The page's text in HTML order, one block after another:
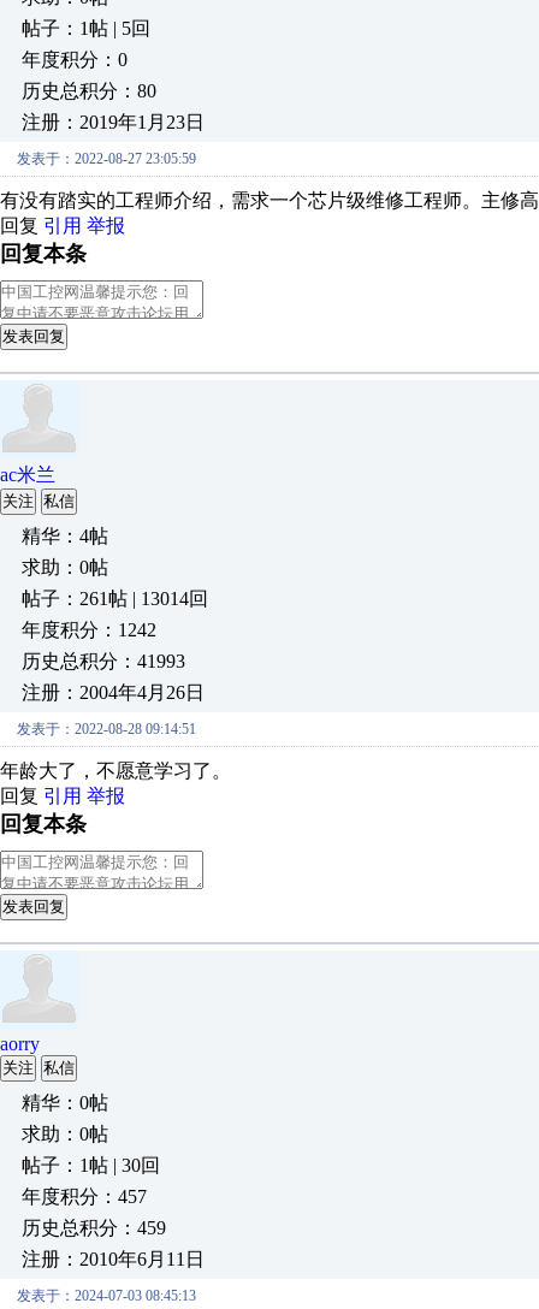
帖子：1帖 | 5回
年度积分：0
历史总积分：80
注册：2019年1月23日
发表于：2022-08-27 23:05:59
有没有踏实的工程师介绍，需求一个芯片级维修工程师。主修
回复 引用 举报
回复本条
发表回复
ac米兰
关注 私信
精华：4帖
求助：0帖
帖子：261帖 | 13014回
年度积分：1242
历史总积分：41993
注册：2004年4月26日
发表于：2022-08-28 09:14:51
年龄大了，不愿意学习了。
回复 引用 举报
回复本条
发表回复
aorry
关注 私信
精华：0帖
求助：0帖
帖子：1帖 | 30回
年度积分：457
历史总积分：459
注册：2010年6月11日
发表于：2024-07-03 08:45:13